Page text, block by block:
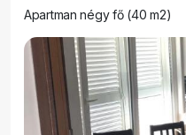
Apartman négy fő (40 m2)